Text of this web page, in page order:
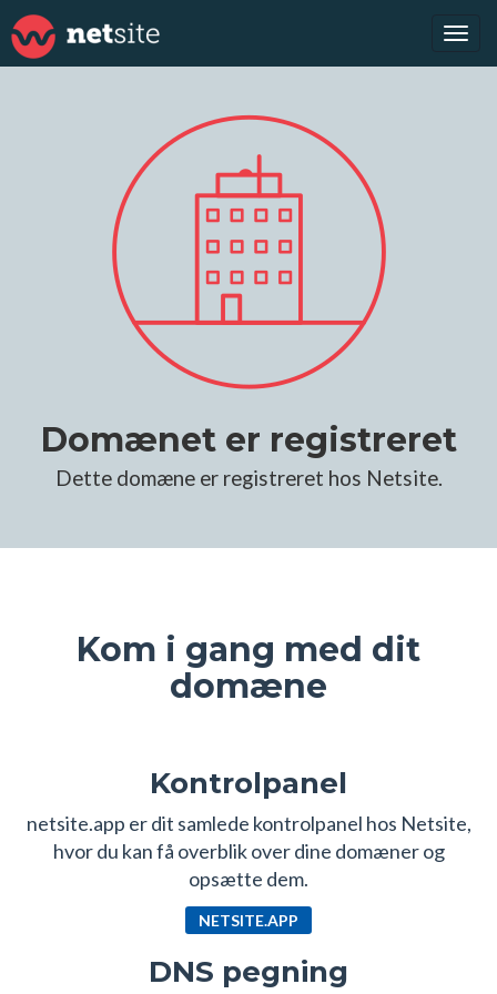
Domænet er registreret
Dette domæne er registreret hos Netsite.
Kom i gang med dit
domæne
Kontrolpanel
netsite.app er dit samlede kontrolpanel hos Netsite,
hvor du kan få overblik over dine domæner og
opsætte dem.
NETSITE.APP
DNS pegning